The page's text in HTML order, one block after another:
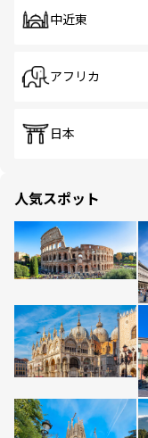
中近東
アフリカ
日本
人気スポット